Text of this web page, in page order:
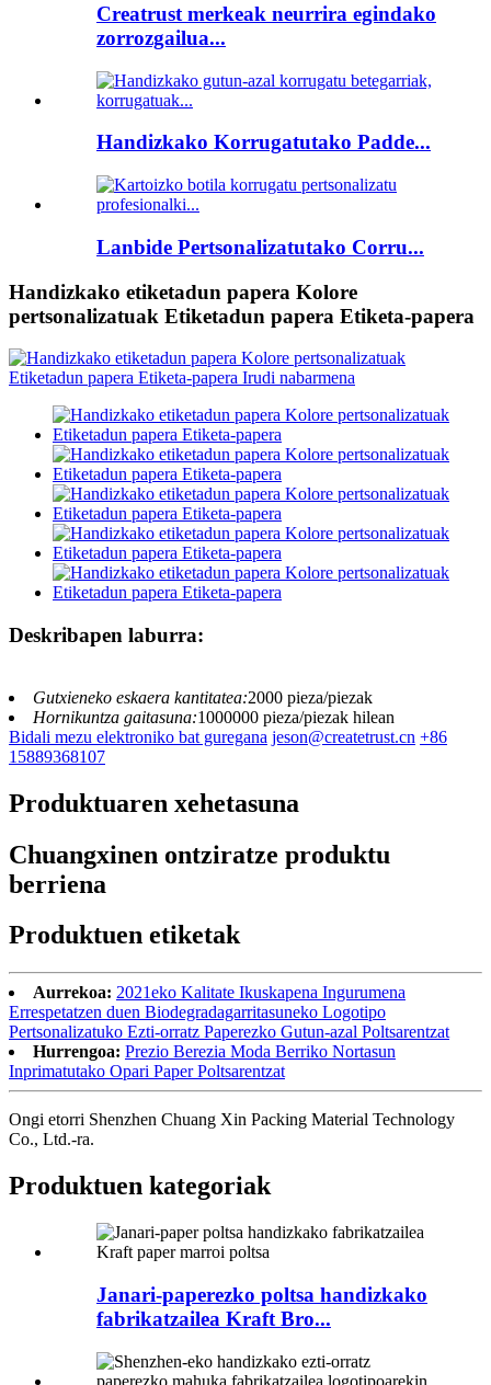
Creatrust merkeak neurrira egindako
zorrozgailua...
Handizkako Korrugatutako Padde...
Lanbide Pertsonalizatutako Corru...
Handizkako etiketadun papera Kolore
pertsonalizatuak Etiketadun papera Etiketa-papera
Deskribapen laburra:
Gutxieneko eskaera kantitatea:2000 pieza/piezak
Hornikuntza gaitasuna:1000000 pieza/piezak hilean
Bidali mezu elektroniko bat guregana jeson@createtrust.cn +86
15889368107
Produktuaren xehetasuna
Chuangxinen ontziratze produktu
berriena
Produktuen etiketak
Aurrekoa: 2021eko Kalitate Ikuskapena Ingurumena
Errespetatzen duen Biodegradagarritasuneko Logotipo
Pertsonalizatuko Ezti-orratz Paperezko Gutun-azal Poltsarentzat
Hurrengoa: Prezio Berezia Moda Berriko Nortasun
Inprimatutako Opari Paper Poltsarentzat
Ongi etorri Shenzhen Chuang Xin Packing Material Technology
Co., Ltd.-ra.
Produktuen kategoriak
Janari-paperezko poltsa handizkako
fabrikatzailea Kraft Bro...